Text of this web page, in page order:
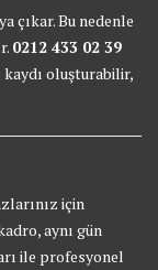
çıkar. Bu nedenle
0212 433 02 39
oluşturabilir,
için
aynı gün
ile profesyonel